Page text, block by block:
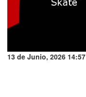
13 de Junio, 2026 14:57